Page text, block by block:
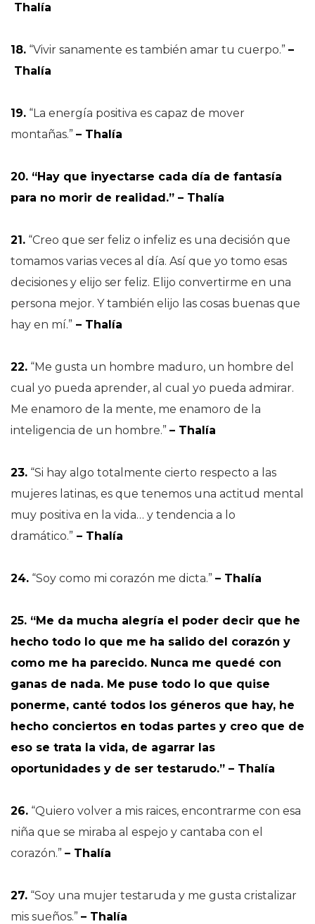
Thalía
18. “Vivir sanamente es también amar tu cuerpo.” –
Thalía
19. “La energía positiva es capaz de mover
montañas.” – Thalía
20. “Hay que inyectarse cada día de fantasía
para no morir de realidad.” – Thalía
21. “Creo que ser feliz o infeliz es una decisión que
tomamos varias veces al día. Así que yo tomo esas
decisiones y elijo ser feliz. Elijo convertirme en una
persona mejor. Y también elijo las cosas buenas que
hay en mí.” – Thalía
22. “Me gusta un hombre maduro, un hombre del
cual yo pueda aprender, al cual yo pueda admirar.
Me enamoro de la mente, me enamoro de la
inteligencia de un hombre.” – Thalía
23. “Si hay algo totalmente cierto respecto a las
mujeres latinas, es que tenemos una actitud mental
muy positiva en la vida… y tendencia a lo
dramático.” – Thalía
24. “Soy como mi corazón me dicta.” – Thalía
25. “Me da mucha alegría el poder decir que he
hecho todo lo que me ha salido del corazón y
como me ha parecido. Nunca me quedé con
ganas de nada. Me puse todo lo que quise
ponerme, canté todos los géneros que hay, he
hecho conciertos en todas partes y creo que de
eso se trata la vida, de agarrar las
oportunidades y de ser testarudo.” – Thalía
26. “Quiero volver a mis raices, encontrarme con esa
niña que se miraba al espejo y cantaba con el
corazón.” – Thalía
27. “Soy una mujer testaruda y me gusta cristalizar
mis sueños.” – Thalía